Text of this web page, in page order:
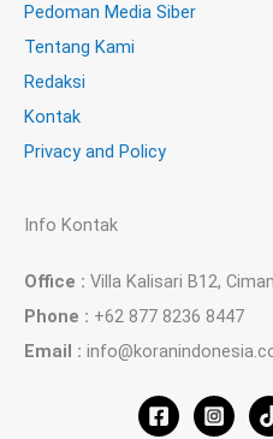
Pedoman Media Siber
Tentang Kami
Redaksi
Kontak
Privacy and Policy
Info Kontak
Office : Villa Kalisari B12,
Phone : +62 877 8236 8447
Email :